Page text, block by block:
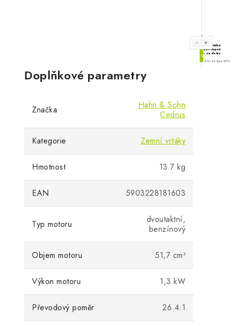
Doplňkové parametry
Značka
Hahn & Sohn
Cedrus
Kategorie Zemní vrtáky
Hmotnost 13.7 kg
EAN 5903228181603
Typ motoru
dvoutaktní,
benzínový
Objem motoru 51,7 cm³
Výkon motoru 1,3 kW
Převodový poměr 26.4:1